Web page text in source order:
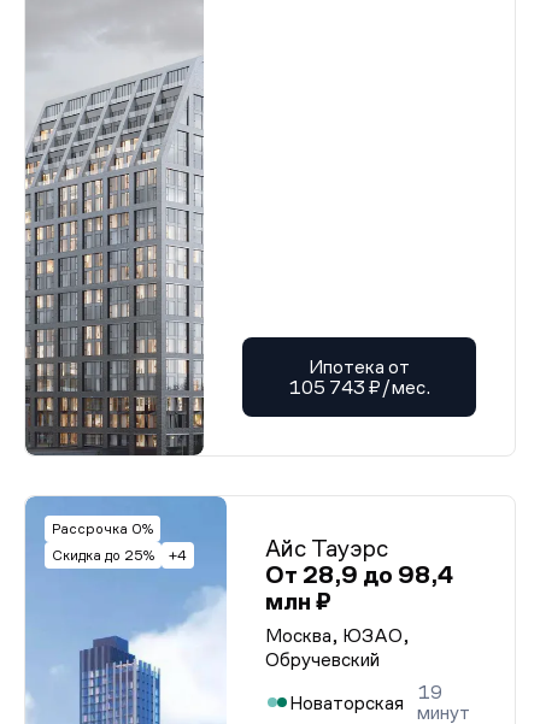
Ипотека от
105 743 ₽/мес.
Рассрочка 0%
Скидка до 25%
+4
Айс Тауэрс
От 28,9 до 98,4
млн ₽
Москва, ЮЗАО,
Обручевский
Новаторская
19
минут